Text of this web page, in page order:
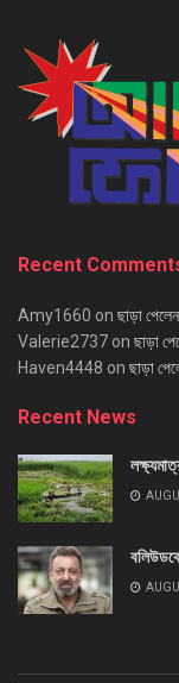
Recent
Amy1660 on ছাড়া
Valerie2737 on ছাড়া
Haven4448 on ছাড়া
Recent News